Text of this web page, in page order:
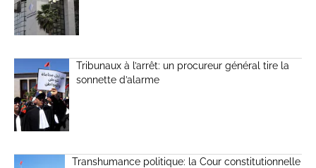
Tribunaux à l’arrêt: un procureur général tire la
sonnette d’alarme
Transhumance politique: la Cour constitutionnelle